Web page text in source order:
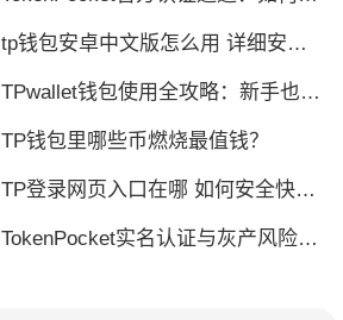
tp钱包安卓中文版怎么用 详细安装教程
TPwallet钱包使用全攻略：新手也能快速上手掌握
TP钱包里哪些币燃烧最值钱？
TP登录网页入口在哪 如何安全快速登陆平台
TokenPocket实名认证与灰产风险全解析